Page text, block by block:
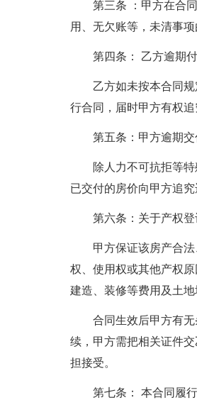
第三条 ：甲方在合
用、无欠账等，未清事项
第四条： 乙方逾期
乙方如未按本合同
行合同，届时甲方有权追
第五条：甲方逾期
除人力不可抗拒等
已交付的房价向甲方追
第六条：关于产权
甲方保证该房产合
权、使用权或其他产权
建造、装修等费用及土地
合同生效后甲方有
续，甲方需把相关证件
担接受。
第七条： 本合同履